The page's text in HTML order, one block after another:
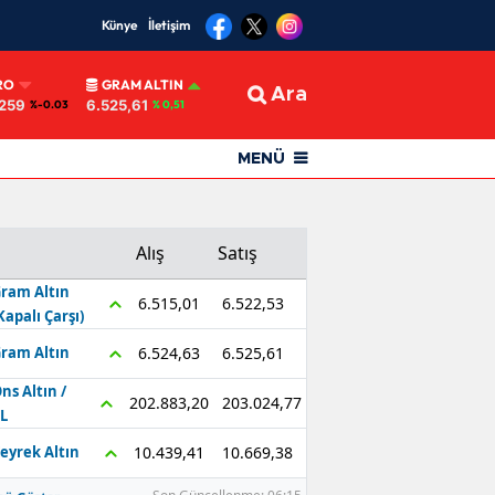
Künye İletişim
%-0.03
GRAM ALTIN
6.525,61 % 0,51 Ara
MENÜ
Alış Satış
Altın
Çarşı)
6.515,01 6.522,53
Altın 6.524,63 6.525,61
Altın /
202.883,20 203.024,77
Altın 10.439,41 10.669,38